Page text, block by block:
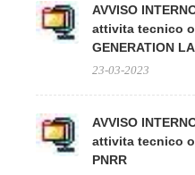
AVVISO
attivita tecnico
GENERATION
23-03-2023
AVVISO
attivita tecnico
PNRR